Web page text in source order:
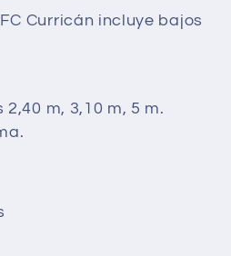
Curricán incluye bajos
m, 3,10 m, 5 m.